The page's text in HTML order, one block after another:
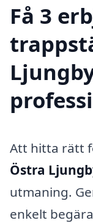
Få 3
Att hitta rätt
Östra
utmaning.
enkelt